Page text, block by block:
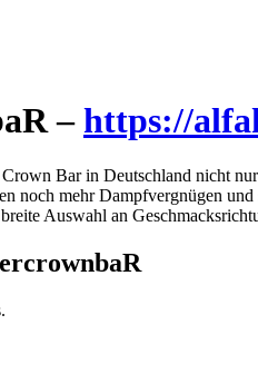
–https://
Bar in Deutschland nicht
noch mehr Dampfvergnügen
Auswahl an